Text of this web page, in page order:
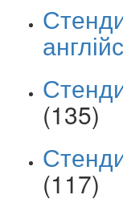
Стенди
(135)
(117)